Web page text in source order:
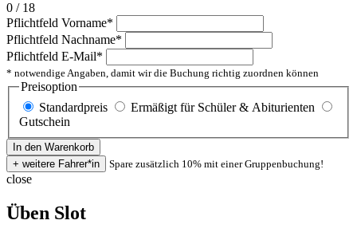
0 / 18
Pflichtfeld Vorname*
Pflichtfeld Nachname*
Pflichtfeld E-Mail*
* notwendige Angaben, damit wir die Buchung richtig zuordnen können
Preisoption
Standardpreis
Ermäßigt für Schüler & Abiturienten
Gutschein
Spare zusätzlich 10% mit einer Gruppenbuchung!
close
Üben Slot